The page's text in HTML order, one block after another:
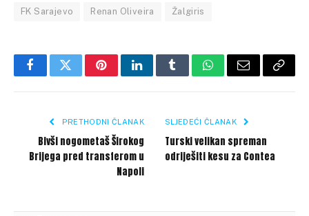
FK Sarajevo Renan Oliveira Žalgiris
FacebookTwitterPinterestLinkedInTumblrWhatsApp
Email Copy
PRETHODNI ČLANAK
Bivši nogometaš Širokog
Brijega pred transferom u
Napoli
SLJEDEĆI ČLANAK
Turski velikan spreman
odriješiti kesu za Contea